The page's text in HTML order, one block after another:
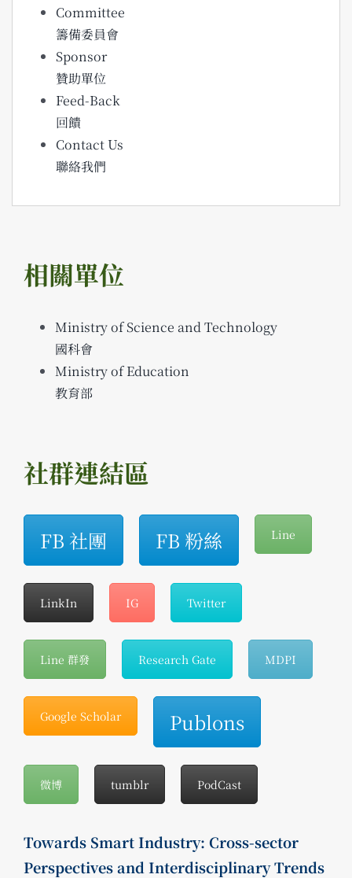
Committee
籌備委員會
Sponsor
贊助單位
Feed-Back
回饋
Contact Us
聯絡我們
相關單位
Ministry of Science and Technology
國科會
Ministry of Education
教育部
社群連結區
FB 社團 FB 粉絲 Line
LinkIn IG Twitter
Line 群發 Research Gate MDPI
Google Scholar Publons
微博 tumblr PodCast
Towards Smart Industry: Cross-sector
Perspectives and Interdisciplinary Trends